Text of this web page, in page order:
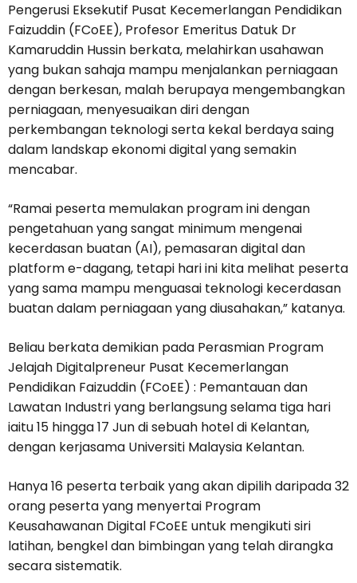
Pengerusi Eksekutif Pusat Kecemerlangan Pendidikan
Faizuddin (FCoEE), Profesor Emeritus Datuk Dr
Kamaruddin Hussin berkata, melahirkan usahawan
yang bukan sahaja mampu menjalankan perniagaan
dengan berkesan, malah berupaya mengembangkan
perniagaan, menyesuaikan diri dengan
perkembangan teknologi serta kekal berdaya saing
dalam landskap ekonomi digital yang semakin
mencabar.
“Ramai peserta memulakan program ini dengan
pengetahuan yang sangat minimum mengenai
kecerdasan buatan (AI), pemasaran digital dan
platform e-dagang, tetapi hari ini kita melihat peserta
yang sama mampu menguasai teknologi kecerdasan
buatan dalam perniagaan yang diusahakan,” katanya.
Beliau berkata demikian pada Perasmian Program
Jelajah Digitalpreneur Pusat Kecemerlangan
Pendidikan Faizuddin (FCoEE) : Pemantauan dan
Lawatan Industri yang berlangsung selama tiga hari
iaitu 15 hingga 17 Jun di sebuah hotel di Kelantan,
dengan kerjasama Universiti Malaysia Kelantan.
Hanya 16 peserta terbaik yang akan dipilih daripada 32
orang peserta yang menyertai Program
Keusahawanan Digital FCoEE untuk mengikuti siri
latihan, bengkel dan bimbingan yang telah dirangka
secara sistematik.